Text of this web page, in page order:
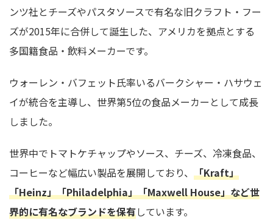
ンツ社とチーズやパスタソースで有名な旧クラフト・フー
ズが2015年に合併して誕生した、アメリカを拠点とする
多国籍食品・飲料メーカーです。
ウォーレン・バフェット氏率いるバークシャー・ハサウェ
イが統合を主導し、世界第5位の食品メーカーとして成長
しました。
世界中でトマトケチャップやソース、チーズ、冷凍食品、
コーヒーなど幅広い製品を展開しており、 「Kraft」
「Heinz」「Philadelphia」「Maxwell House」など世
界的に有名なブランドを保有しています。